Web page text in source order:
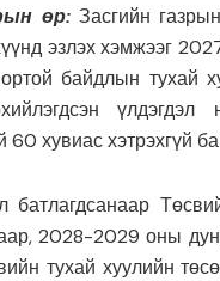
өр: Засгийн
эзлэх хэмжээг
байдлын тухай
60 хувиас хэтрэхгүй
батлагдсанаар
2028-2029 оны
тухай хуулийн